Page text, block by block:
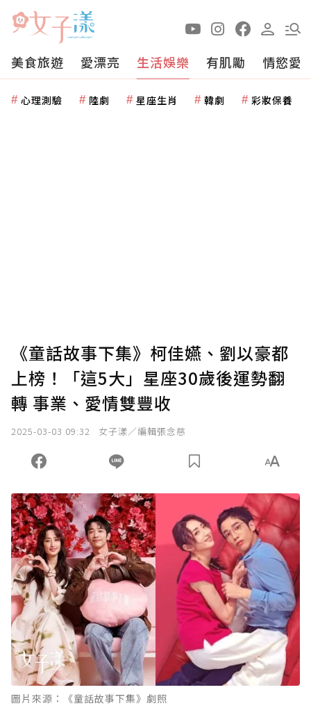
美食旅遊 愛漂亮 生活娛樂 有肌勵 情慾愛
心理測驗 陸劇 星座生肖 韓劇 彩妝保養
《童話故事下集》柯佳嬿、劉以豪都
上榜！「這5大」星座30歲後運勢翻
轉 事業、愛情雙豐收
2025-03-03 09:32 女子漾／編輯張念慈
圖片來源：《童話故事下集》劇照